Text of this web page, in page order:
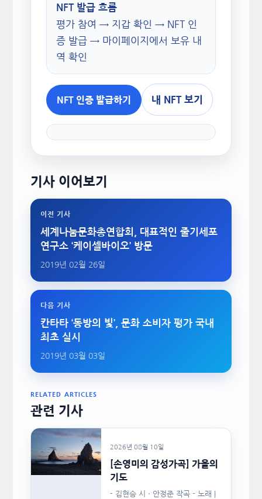
NFT 발급 흐름
평가 참여 → 지갑 확인 → NFT 인
증 발급 → 마이페이지에서 보유 내
역 확인
NFT 인증 발급하기 내 NFT 보기
기사 이어보기
이전 기사
세계나눔문화총연합회, 대표적인 줄기세포
연구소 ‘케이셀바이오’ 방문
2019년 02월 26일
다음 기사
칸타타 ‘동방의 빛’, 문화 소비자 평가 국내
최초 실시
2019년 03월 03일
RELATED ARTICLES
관련 기사
2026년 08월 10일
[손영미의 감성가곡] 가을의
기도
- 김현승 시 · 안정준 작곡 - 노래 |